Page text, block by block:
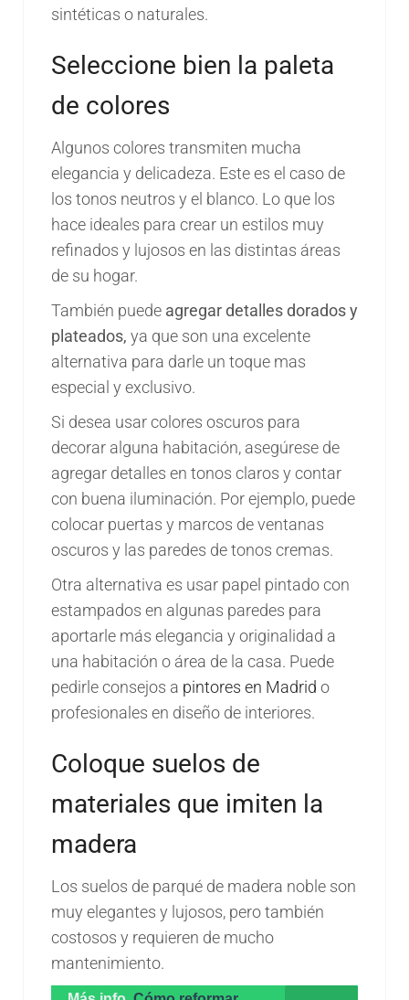
sintéticas o naturales.
Seleccione bien la paleta
de colores
Algunos colores transmiten mucha
elegancia y delicadeza. Este es el caso de
los tonos neutros y el blanco. Lo que los
hace ideales para crear un estilos muy
refinados y lujosos en las distintas áreas
de su hogar.
También puede agregar detalles dorados y
plateados, ya que son una excelente
alternativa para darle un toque mas
especial y exclusivo.
Si desea usar colores oscuros para
decorar alguna habitación, asegúrese de
agregar detalles en tonos claros y contar
con buena iluminación. Por ejemplo, puede
colocar puertas y marcos de ventanas
oscuros y las paredes de tonos cremas.
Otra alternativa es usar papel pintado con
estampados en algunas paredes para
aportarle más elegancia y originalidad a
una habitación o área de la casa. Puede
pedirle consejos a pintores en Madrid o
profesionales en diseño de interiores.
Coloque suelos de
materiales que imiten la
madera
Los suelos de parqué de madera noble son
muy elegantes y lujosos, pero también
costosos y requieren de mucho
mantenimiento.